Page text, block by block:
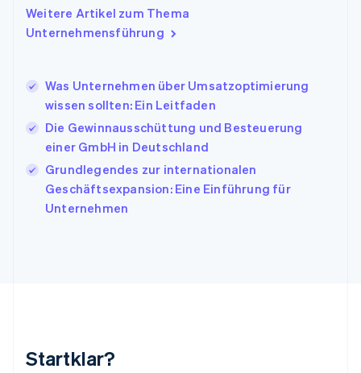
Weitere Artikel zum Thema
Unternehmensführung
Was Unternehmen über Umsatzoptimierung
wissen sollten: Ein Leitfaden
Die Gewinnausschüttung und Besteuerung
einer GmbH in Deutschland
Grundlegendes zur internationalen
Geschäftsexpansion: Eine Einführung für
Unternehmen
Startklar?
English
Italien
日本語 English
English Français
Kroatien
EnglishItaliano
English
Liechtenstein
DeutschEnglish
Mexiko